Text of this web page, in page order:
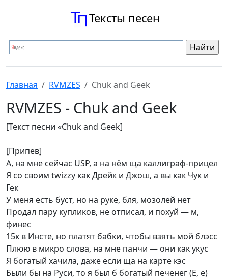
Тексты песен
Главная RVMZES Chuk and Geek
RVMZES - Chuk and Geek
[Текст песни «Chuk and Geek]
[Припев]
А, на мне сейчас USP, а на нём ща каллиграф-прицел
Я со своим twizzy как Дрейк и Джош, а вы как Чук и
Гек
У меня есть буст, но на руке, бля, мозолей нет
Продал пару купликов, не отписал, и похуй — м,
финес
15к в Инсте, но платят бабки, чтобы взять мой блэсс
Плюю в микро слова, на мне панчи — они как укус
Я богатый хачила, даже если ща на карте кэс
Были бы на Руси, то я был б богатый печенег (Е, е)